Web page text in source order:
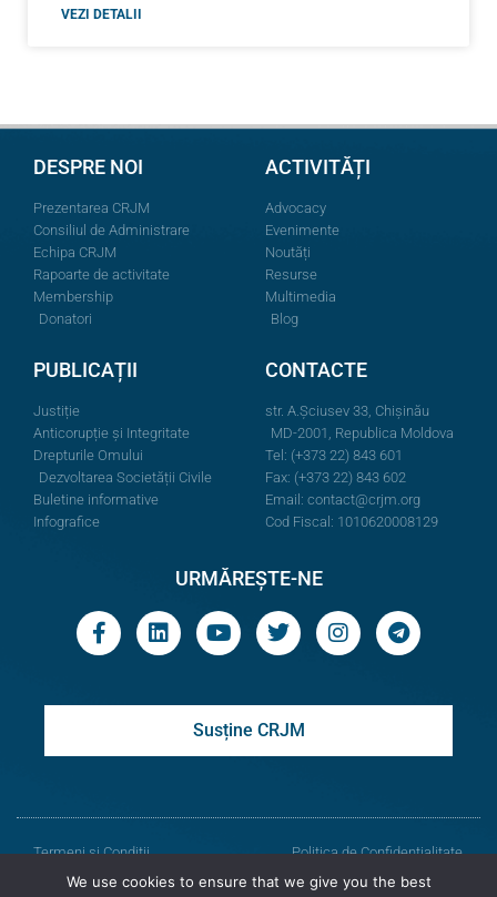
VEZI DETALII
DESPRE NOI
Prezentarea CRJM
Consiliul de Administrare
Echipa CRJM
Rapoarte de activitate
Membership
Donatori
ACTIVITĂȚI
Advocacy
Evenimente
Noutăți
Resurse
Multimedia
Blog
PUBLICAȚII
Justiție
Anticorupție și Integritate
Drepturile Omului
Dezvoltarea Societății Civile
Buletine informative
Infografice
CONTACTE
str. A.Şciusev 33, Chișinău
MD-2001, Republica Moldova
Tel: (+373 22) 843 601
Fax: (+373 22) 843 602
Email: contact@crjm.org
Cod Fiscal: 1010620008129
URMĂREȘTE-NE
Susține CRJM
Termeni și Condiții
Politica de Confidențialitate
© Toate drepturile rezervate
We use cookies to ensure that we give you the best